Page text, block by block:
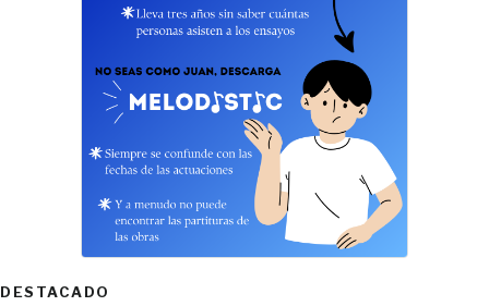
DESTACADO